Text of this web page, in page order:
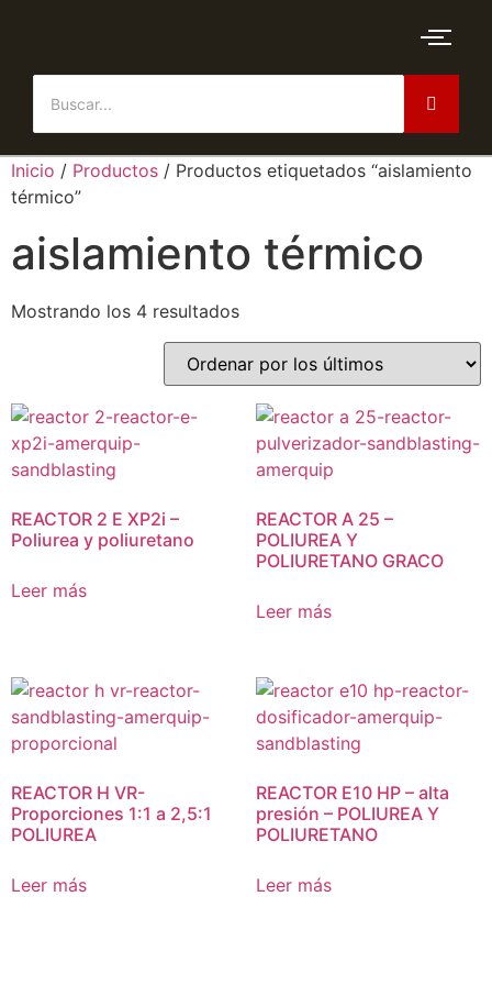
Inicio / Productos / Productos etiquetados “aislamiento
térmico”
aislamiento térmico
Mostrando los 4 resultados
REACTOR 2 E XP2i –
Poliurea y poliuretano
Leer más
REACTOR A 25 –
POLIUREA Y
POLIURETANO GRACO
Leer más
REACTOR H VR-
Proporciones 1:1 a 2,5:1
POLIUREA
Leer más
REACTOR E10 HP – alta
presión – POLIUREA Y
POLIURETANO
Leer más